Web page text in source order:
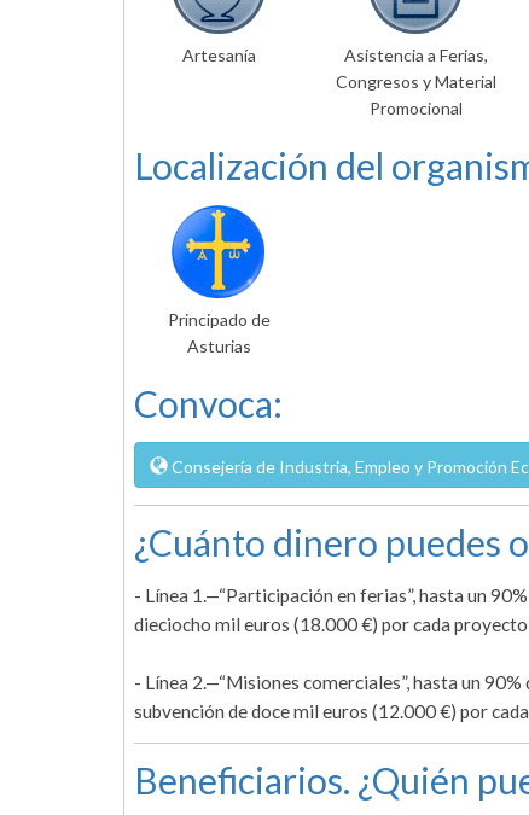
Artesanía
Asistencia a Ferias,
Congresos y Material
Promocional
Localización del
Principado de
Asturias
Convoca:
Consejería de Industria, Empleo y Promoción
¿Cuánto dinero puedes
- Línea 1.—“Participación en ferias”, hasta un
dieciocho mil euros (18.000 €) por cada
- Línea 2.—“Misiones comerciales”, hasta un
subvención de doce mil euros (12.000 €) por
Beneficiarios. ¿Quién